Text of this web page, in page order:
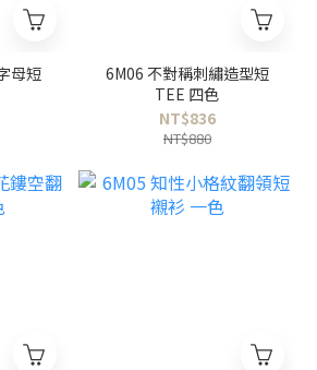
母短
6M06 不對稱刺繡造型短
TEE 四色
NT$836
NT$880